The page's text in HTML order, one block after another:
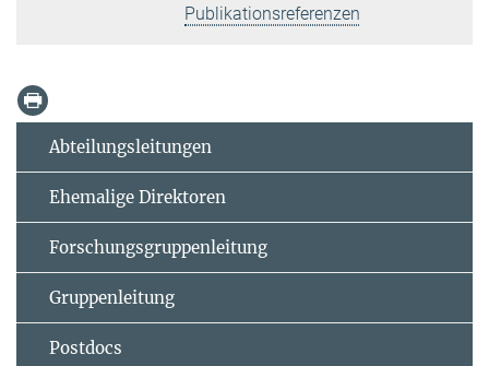
Publikationsreferenzen
Abteilungsleitungen
Ehemalige Direktoren
Forschungsgruppenleitung
Gruppenleitung
Postdocs